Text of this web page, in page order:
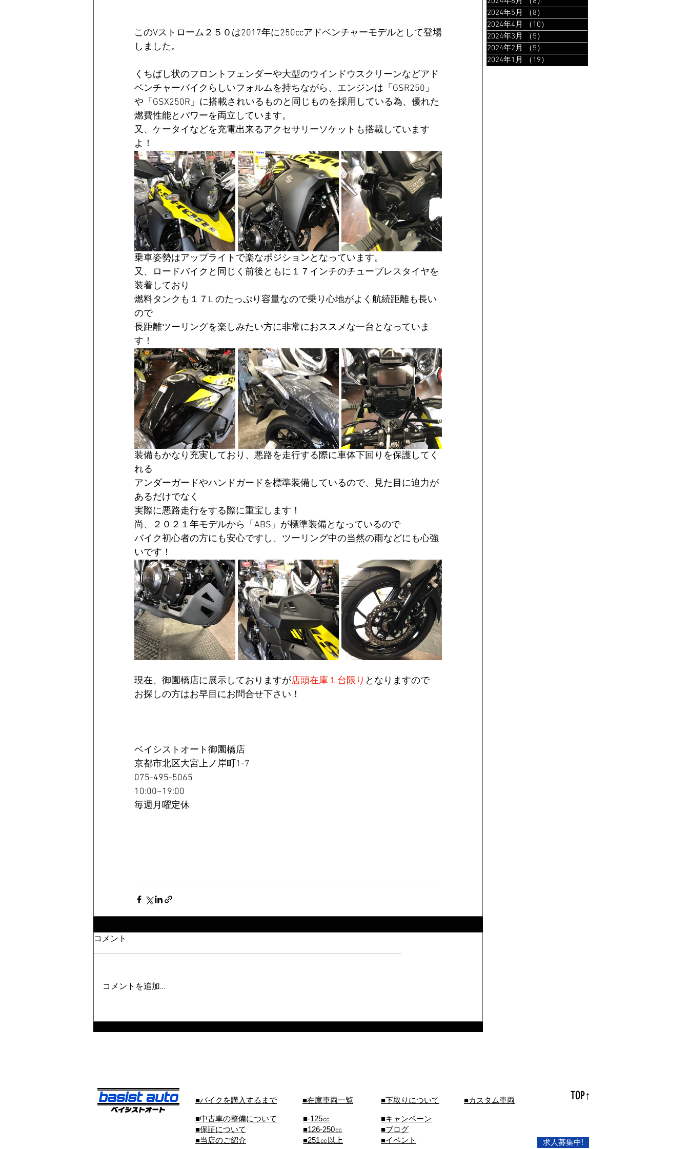
2024年5月
（8）
2024年4月
（10）
2024年3月
（5）
2024年2月
（5）
2024年1月
（19）
このVストローム２５０は2017年に250ccアドベンチャーモデルとして登場
しました。
くちばし状のフロントフェンダーや大型のウインドウスクリーンなどアド
ベンチャーバイクらしいフォルムを持ちながら、エンジンは「GSR250」
や「GSX250R」に搭載されいるものと同じものを採用している為、優れた
燃費性能とパワーを両立しています。
又、ケータイなどを充電出来るアクセサリーソケットも搭載しています
よ！
乗車姿勢はアップライトで楽なポジションとなっています。
又、ロードバイクと同じく前後ともに１７インチのチューブレスタイヤを
装着しており
燃料タンクも１７L のたっぷり容量なので乗り心地がよく航続距離も長い
ので
長距離ツーリングを楽しみたい方に非常におススメな一台となっていま
す！
装備もかなり充実しており、悪路を走行する際に車体下回りを保護してく
れる
アンダーガードやハンドガードを標準装備しているので、見た目に迫力が
あるだけでなく
実際に悪路走行をする際に重宝します！
尚、２０２１年モデルから「ABS」が標準装備となっているので
バイク初心者の方にも安心ですし、ツーリング中の当然の雨などにも心強
いです！
現在、御園橋店に展示しておりますが店頭在庫１台限り となりますので
お探しの方はお早目にお問合せ下さい！
ベイシストオート御園橋店
京都市北区大宮上ノ岸町1-7
075-495-5065
10:00~19:00
毎週月曜定休
コメント
コメントを追加…
■バイクを購入するまで ■在庫車両一覧 ■下取りについて
■中古車の整備について
■保証について
■当店のご紹介
■-125㏄
■126-250㏄
■251㏄以上
■キャンペーン
■ブログ
■イベント
■カスタム車両 TOP↑
求人募集中!